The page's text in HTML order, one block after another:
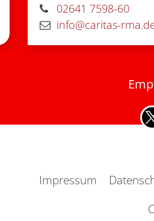
02641 7598-60
info@caritas-
Impressum